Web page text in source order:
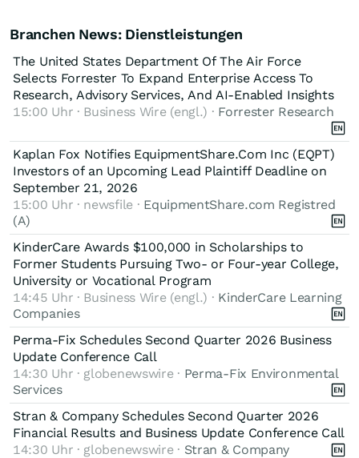
Branchen News: Dienstleistungen
The United States Department Of The Air Force
Selects Forrester To Expand Enterprise Access To
Research, Advisory Services, And AI-Enabled Insights
15:00 Uhr · Business Wire (engl.) · Forrester Research
Kaplan Fox Notifies EquipmentShare.Com Inc (EQPT)
Investors of an Upcoming Lead Plaintiff Deadline on
September 21, 2026
15:00 Uhr · newsfile · EquipmentShare.com Registred
(A)
KinderCare Awards $100,000 in Scholarships to
Former Students Pursuing Two- or Four-year College,
University or Vocational Program
14:45 Uhr · Business Wire (engl.) · KinderCare Learning
Companies
Perma-Fix Schedules Second Quarter 2026 Business
Update Conference Call
14:30 Uhr · globenewswire · Perma-Fix Environmental
Services
Stran & Company Schedules Second Quarter 2026
Financial Results and Business Update Conference Call
14:30 Uhr · globenewswire · Stran & Company